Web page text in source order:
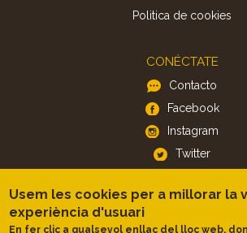
Politica de cookies
CONÉCTATE
Contacto
Facebook
Instagram
Twitter
APP
iOS
Usem les cookies per a millorar la
experiència d'usuari
En fer clic a qualsevol enllaç del lloc web,